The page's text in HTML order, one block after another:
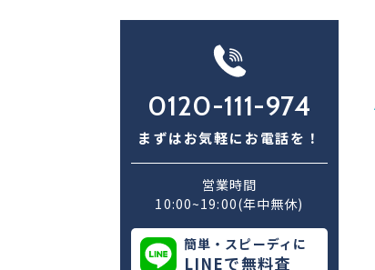
0120-111-974
まずはお気軽にお電話を！
営業時間
10:00~19:00(年中無休)
簡単・スピーディに
LINEで無料査